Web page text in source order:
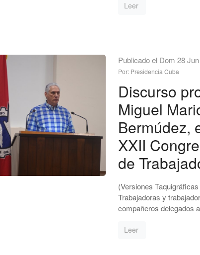
Leer
Publicado el Dom 28
Por: Presidencia Cuba
Discurso
Miguel
Bermúdez,
XXII
de
(Versiones
Trabajadoras y
compañeros delegados
Leer